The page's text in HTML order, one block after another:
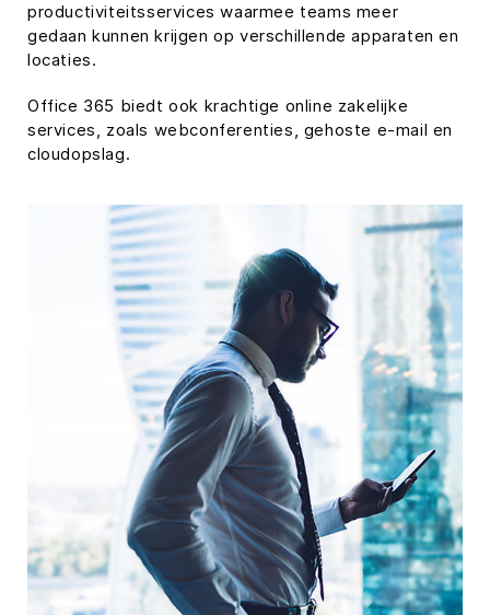
productiviteitsservices waarmee teams meer
gedaan kunnen krijgen op verschillende apparaten en
locaties.
Office 365 biedt ook krachtige online zakelijke
services, zoals webconferenties, gehoste e-mail en
cloudopslag.